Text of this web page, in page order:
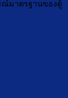
ณ์มาตรฐานของตู้